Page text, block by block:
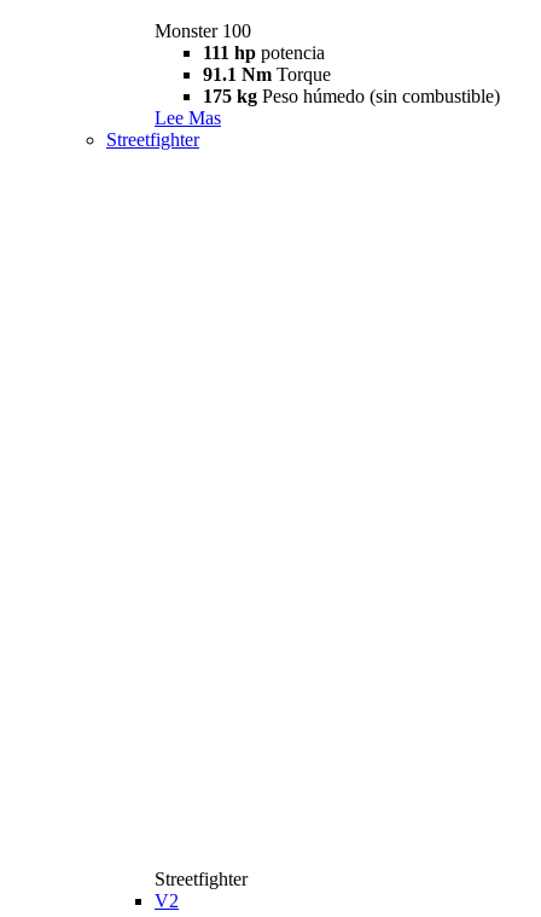
Monster 100
111 hp potencia
91.1 Nm Torque
175 kg Peso húmedo (sin combustible)
Lee Mas
Streetfighter
Streetfighter
V2